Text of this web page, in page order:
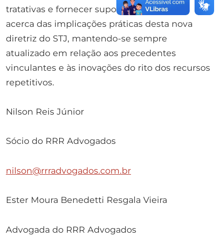
tratativas e fornecer suporte especializado
acerca das implicações práticas desta nova
diretriz do STJ, mantendo-se sempre
atualizado em relação aos precedentes
vinculantes e às inovações do rito dos recursos
repetitivos.
Nilson Reis Júnior
Sócio do RRR Advogados
nilson@rrradvogados.com.br
Ester Moura Benedetti Resgala Vieira
Advogada do RRR Advogados